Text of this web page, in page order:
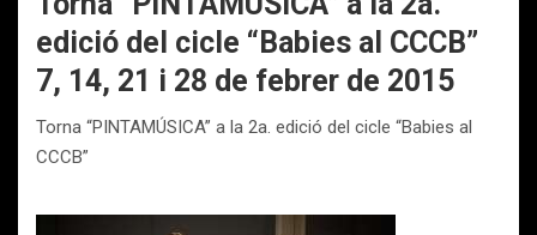
edició del cicle “Babies al CCCB”
7, 14, 21 i 28 de febrer de 2015
Torna “PINTAMÚSICA” a la 2a. edició del cicle “Babies al
CCCB”